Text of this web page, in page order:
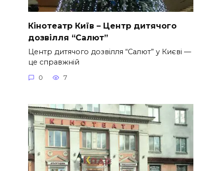
Кінотеатр Київ – Центр дитячого
дозвілля “Салют”
Центр дитячого дозвілля “Салют” у Києві —
це справжній
0 7